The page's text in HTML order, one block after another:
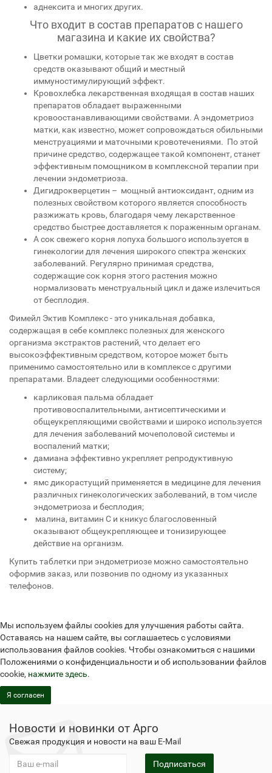
аднексита и многих других.
Что входит в состав препаратов с нашего
магазина и какие их свойства?
Цветки ромашки, которые так же входят в состав
средств оказывают общий и местный
иммуностимулирующий эффект.
Кровохлебка лекарственная входящая в состав наших
препаратов обладает выраженными
кровоостанавливающими свойствами. А эндометриоз
матки, как известно, может сопровождаться обильными
менструациями и маточными кровотечениями. По этой
причине средство, содержащее такой компонент, станет
эффективным помощником в комплексной терапии при
лечении эндометриоза.
Дигидрокверцетин – мощный антиоксидант, одним из
полезных свойством которого является способность
разжижать кровь, благодаря чему лекарственное
средство быстрее доставляется к пораженным органам.
А сок свежего корня лопуха большого используется в
гинекологии для лечения широкого спектра женских
заболеваний. Регулярно принимая средства,
содержащие сок корня этого растения можно
нормализовать менструальный цикл и даже излечиться
от бесплодия.
Фимейл Эктив Комплекс - это уникальная добавка,
содержащая в себе комплекс полезных для женского
организма экстрактов растений, что делает его
высокоэффективным средством, которое может быть
применимо самостоятельно или в комплексе с другими
препаратами. Владеет следующими особенностями:
карликовая пальма обладает
противовоспалительными, антисептическими и
общеукрепляющими свойствами и широко используется
для лечения заболеваний мочеполовой системы и
воспалений матки;
дамиана эффективно укрепляет репродуктивную
систему;
ямс дикорастущий применяется в медицине для лечения
различных гинекологических заболеваний, в том числе
эндометриоза и бесплодия;
малина, витамин С и кникус благословенный
оказывают общеукрепляющее и тонизирующее
действие на организм.
Купить таблетки при эндометриозе можно самостоятельно
оформив заказ, или позвонив по одному из указанных
телефонов.
Мы используем файлы cookies для улучшения работы сайта.
Оставаясь на нашем сайте, вы соглашаетесь с условиями
использования файлов cookies. Чтобы ознакомиться с нашими
Положениями о конфиденциальности и об использовании файлов
cookie, нажмите здесь.
Я согласен
Новости и новинки от Арго
Свежая продукция и новости на ваш E-Mail
Подписаться